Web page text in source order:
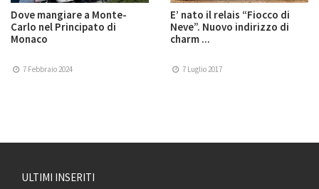
Dove mangiare a Monte-
Carlo nel Principato di
Monaco
7 Febbraio 2024
E’ nato il relais “Fiocco di
Neve”. Nuovo indirizzo di
charm ...
7 Luglio 2017
ULTIMI INSERITI